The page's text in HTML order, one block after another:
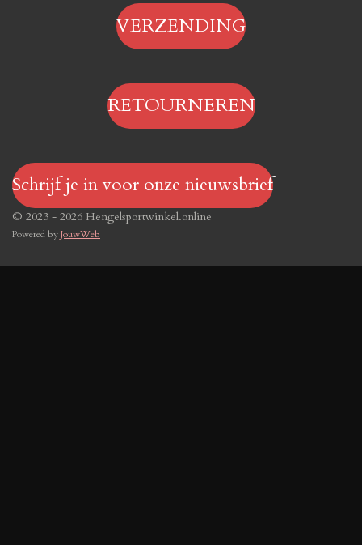
VERZENDING
RETOURNEREN
Schrijf je in voor onze nieuwsbrief
© 2023 - 2026 Hengelsportwinkel.online
Powered byJouwWeb